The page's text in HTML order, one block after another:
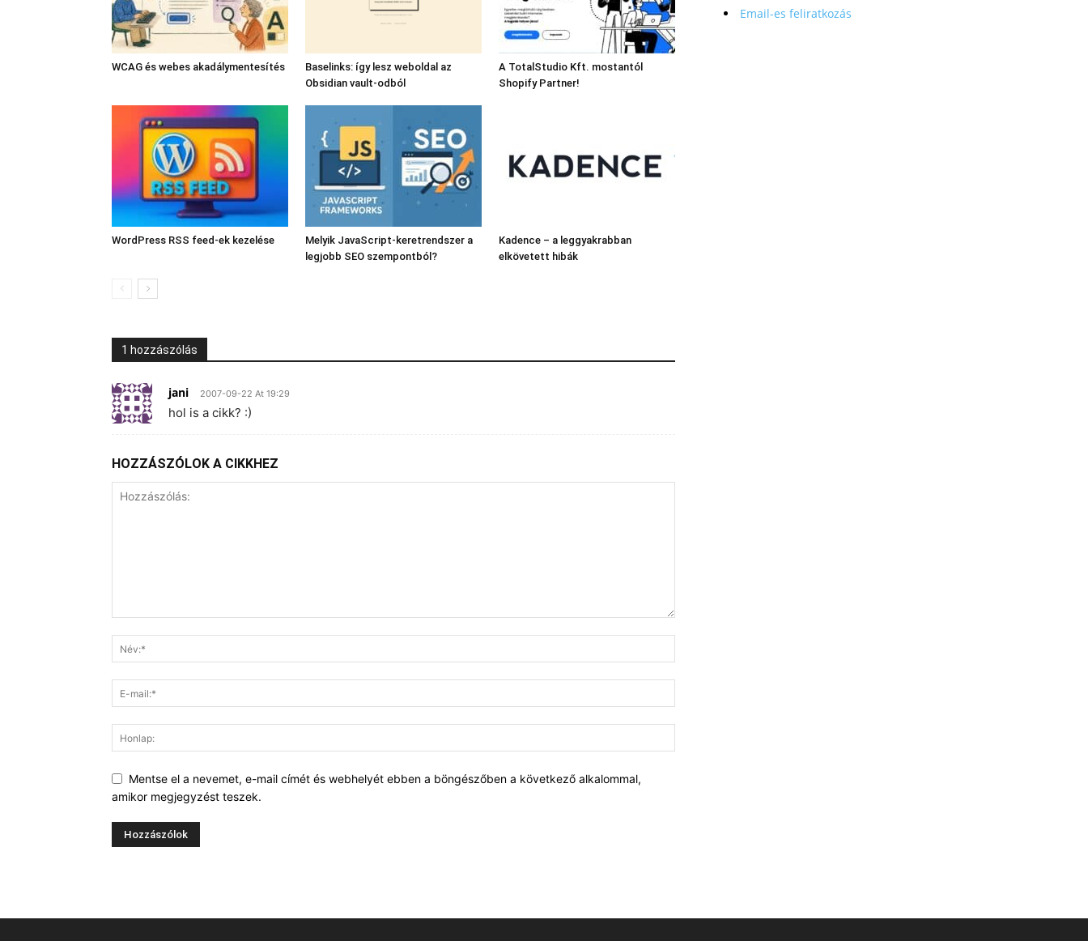
WCAG és webes akadálymentesítés
Baselinks: így lesz weboldal az
Obsidian vault-odból
A TotalStudio Kft. mostantól
Shopify Partner!
WordPress RSS feed-ek kezelése
Melyik JavaScript-keretrendszer a
legjobb SEO szempontból?
Kadence – a leggyakrabban
elkövetett hibák
1 hozzászólás
jani 2007-09-22 At 19:29
hol is a cikk? :)
HOZZÁSZÓLOK A CIKKHEZ
Mentse el a nevemet, e-mail címét és webhelyét ebben a böngészőben a következő alkalommal,
amikor megjegyzést teszek.
Email-es feliratkozás